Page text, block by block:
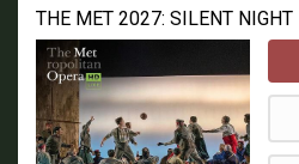
THE MET 2027: SILENT NIGHT